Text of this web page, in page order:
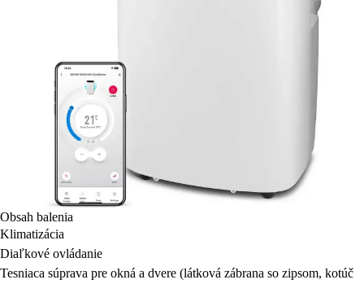
Obsah balenia
Klimatizácia
Diaľkové ovládanie
Tesniaca súprava pre okná a dvere (látková zábrana so zipsom, kotúč